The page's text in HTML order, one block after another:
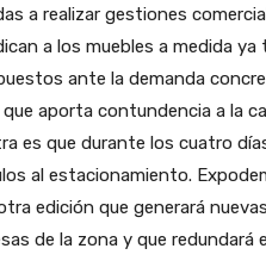
a realizar gestiones
a los muebles a medida
ante la demanda
aporta contundencia a la
es que durante los cuatro
al estacionamiento.
edición que generará
de la zona y que redundará